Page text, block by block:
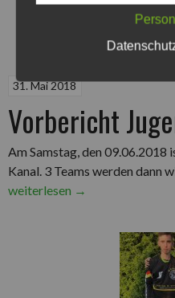
31. Mai 2018
Vorbericht
Am Samstag, den 09.06.2018
Kanal. 3 Teams werden dann
„Vorbericht
weiterlesen →